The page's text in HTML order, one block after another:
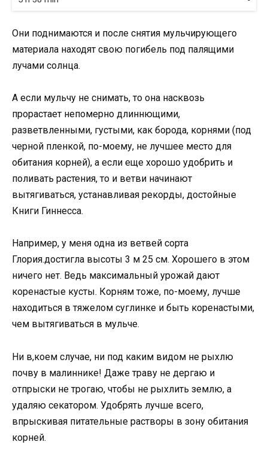
Они поднимаются и после снятия мульчирующего
материала находят свою погибель под палящими
лучами солнца.
А если мульчу не снимать, то она насквозь
прорастает непомерно длиннющими,
разветвленными, густыми, как борода, корнями (под
черной пленкой, по-моему, не лучшее место для
обитания корней), а если еще хорошо удобрить и
поливать растения, то и ветви начинают
вытягиваться, устанавливая рекорды, достойные
Книги Гиннесса.
Например, у меня одна из ветвей сорта
Глория.достигла высоты 3 м 25 см. Хорошего в этом
ничего нет. Ведь максимальный урожай дают
коренастые кусты. Корням тоже, по-моему, лучше
находиться в тяжелом суглинке и быть коренастыми,
чем вытягиваться в мульче.
Ни в,коем случае, ни под каким видом не рыхлю
почву в малиннике! Даже траву не дергаю и
отпрыски не трогаю, чтобы не рыхлить землю, а
удаляю секатором. Удобрять лучше всего,
впрыскивая питательные растворы в зону обитания
корней.